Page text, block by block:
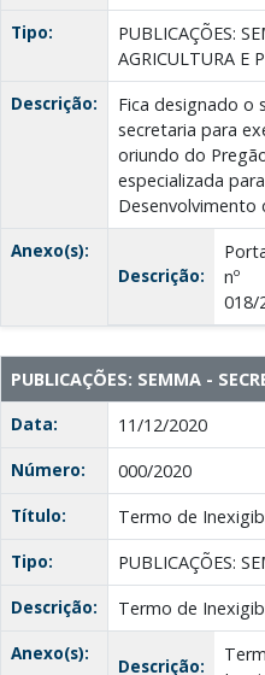
Tipo:
PUBLICAÇÕES:
AGRICULTURA E
Descrição:
Fica designado o
secretaria para
oriundo do
especializada
Desenvolvimento
Anexo(s):
Descrição:
nº
018/
PUBLICAÇÕES: SEMMA -
Data:
11/12/2020
Número:
000/2020
Título:
Termo de
Tipo:
PUBLICAÇÕES:
Descrição:
Termo de
Anexo(s):
Descrição: